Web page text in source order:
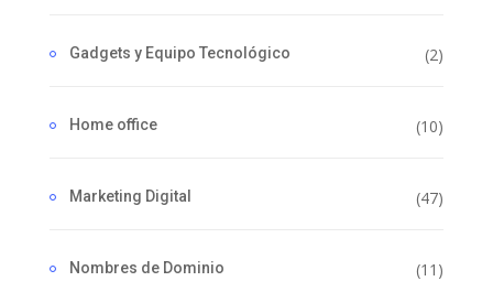
Gadgets y Equipo Tecnológico (2)
Home office (10)
Marketing Digital (47)
Nombres de Dominio (11)